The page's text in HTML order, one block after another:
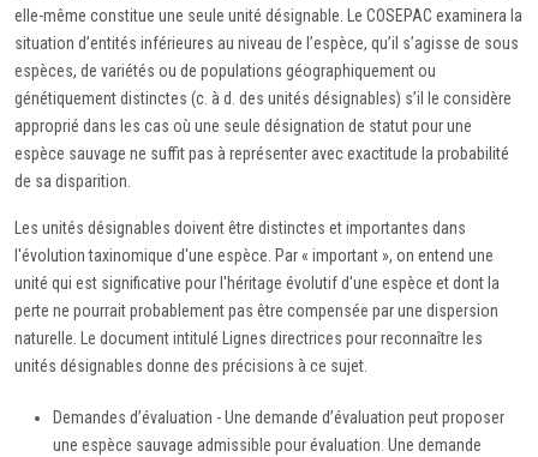
elle-même constitue une seule unité désignable. Le COSEPAC examinera la
situation d’entités inférieures au niveau de l’espèce, qu’il s’agisse de sous
espèces, de variétés ou de populations géographiquement ou
génétiquement distinctes (c. à d. des unités désignables) s’il le considère
approprié dans les cas où une seule désignation de statut pour une
espèce sauvage ne suffit pas à représenter avec exactitude la probabilité
de sa disparition.
Les unités désignables doivent être distinctes et importantes dans
l'évolution taxinomique d'une espèce. Par « important », on entend une
unité qui est significative pour l'héritage évolutif d'une espèce et dont la
perte ne pourrait probablement pas être compensée par une dispersion
naturelle. Le document intitulé Lignes directrices pour reconnaître les
unités désignables donne des précisions à ce sujet.
Demandes d’évaluation - Une demande d’évaluation peut proposer
une espèce sauvage admissible pour évaluation. Une demande